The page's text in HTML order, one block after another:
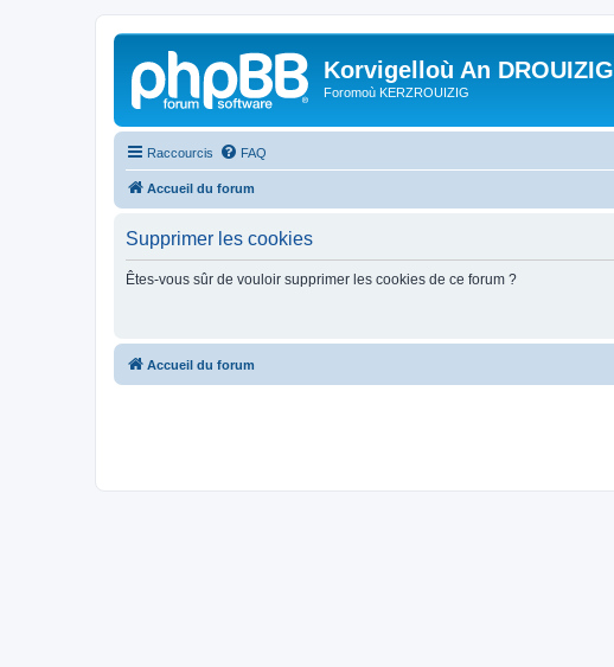
Korvigelloù An DROUIZIG
Foromoù KERZROUIZIG
Raccourcis FAQ
Accueil du forum
Supprimer les cookies
Êtes-vous sûr de vouloir supprimer les cookies de ce forum ?
Accueil du forum